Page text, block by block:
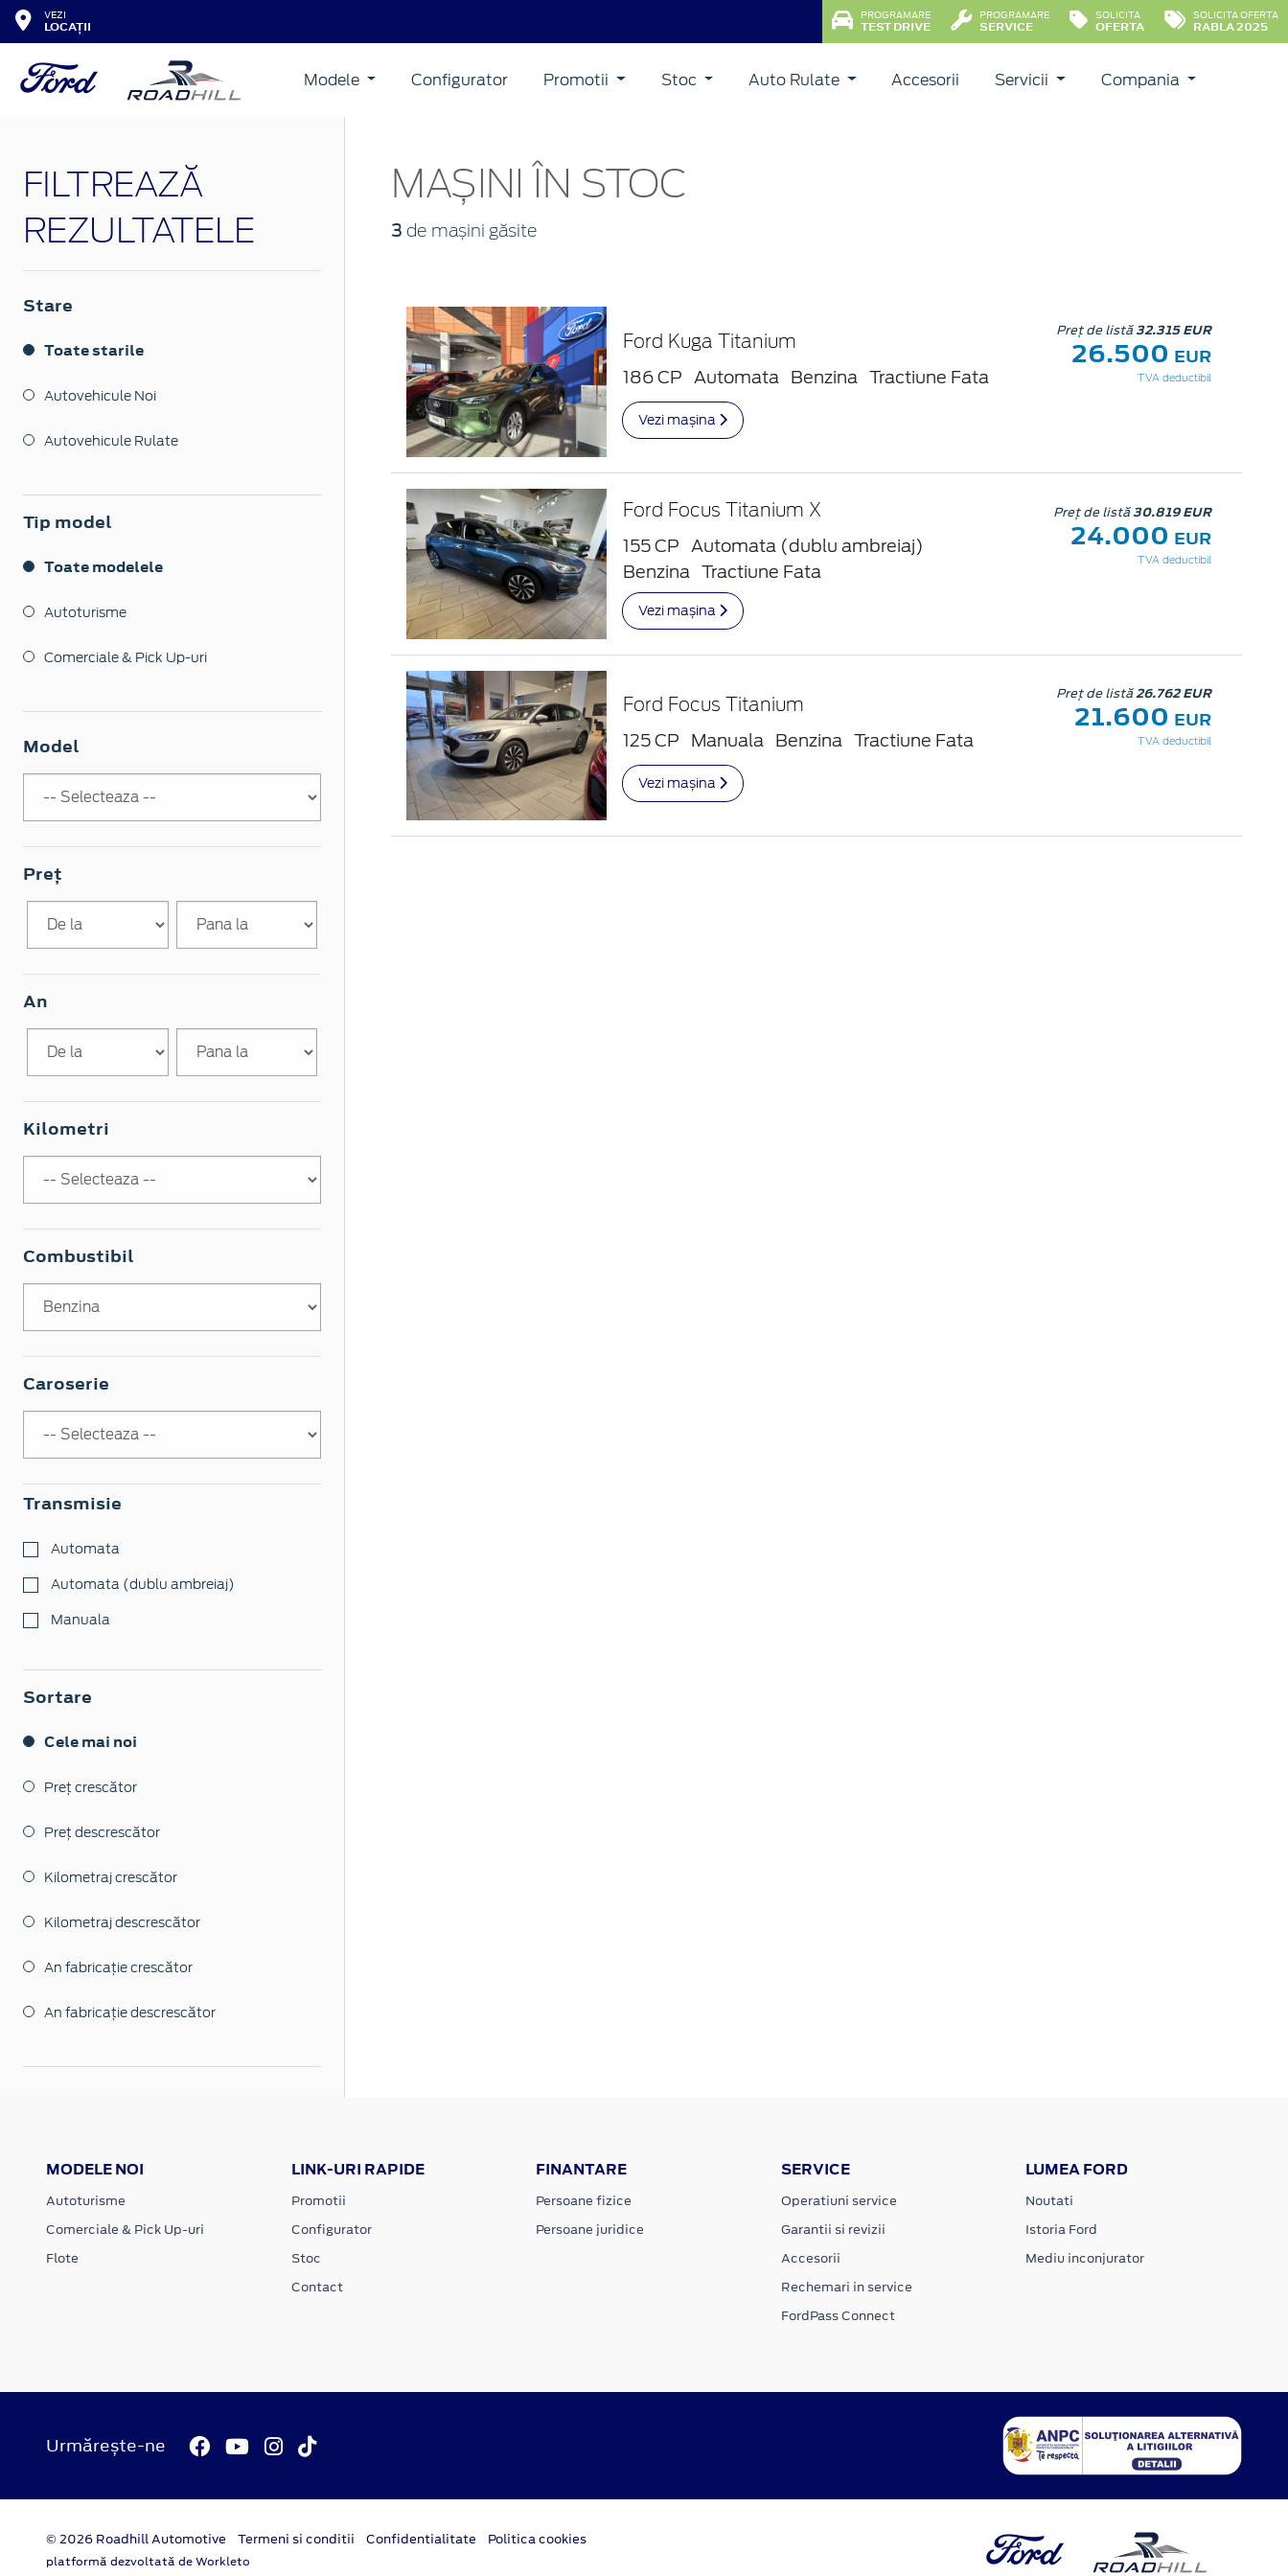
VEZI
LOCAȚII
PROGRAMARE
TEST DRIVE
PROGRAMARE
SERVICE
SOLICITA
OFERTA
SOLICITA OFERTA
RABLA 2025
Modele Configurator Promotii Stoc Auto Rulate Accesorii Servicii Compania
FILTREAZĂ
REZULTATELE
Stare
Toate starile
Autovehicule Noi
Autovehicule Rulate
Tip model
Toate modelele
Autoturisme
Comerciale & Pick Up-uri
Model
Preț
An
Kilometri
Combustibil
Caroserie
Transmisie
Automata
Automata (dublu ambreiaj)
Manuala
Sortare
Cele mai noi
Preț crescător
Preț descrescător
Kilometraj crescător
Kilometraj descrescător
An fabricație crescător
An fabricație descrescător
MAȘINI ÎN STOC
3 de mașini găsite
Ford Kuga Titanium
186 CP Automata Benzina Tractiune Fata
Preț de listă32.315 EUR
26.500 EUR
TVA deductibil
Vezi mașina
Ford Focus Titanium X
155 CP
Automata (dublu ambreiaj)
Benzina
Tractiune Fata
Preț de listă30.819 EUR
24.000 EUR
TVA deductibil
Vezi mașina
Ford Focus Titanium
125 CP Manuala Benzina Tractiune Fata
Preț de listă26.762 EUR
21.600 EUR
TVA deductibil
Vezi mașina
MODELE NOI
Autoturisme
Comerciale & Pick Up-uri
Flote
LINK-URI RAPIDE
Promotii
Configurator
Stoc
Contact
FINANTARE
Persoane fizice
Persoane juridice
SERVICE
Operatiuni service
Garantii si revizii
Accesorii
Rechemari in service
FordPass Connect
LUMEA FORD
Noutati
Istoria Ford
Mediu inconjurator
Urmărește-ne
© 2026 Roadhill Automotive Termeni si conditii Confidentialitate Politica cookies
platformă dezvoltată de Workleto